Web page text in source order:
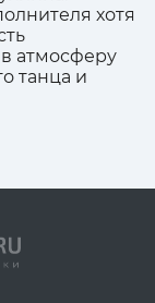
хотя
атмосферу
танца и